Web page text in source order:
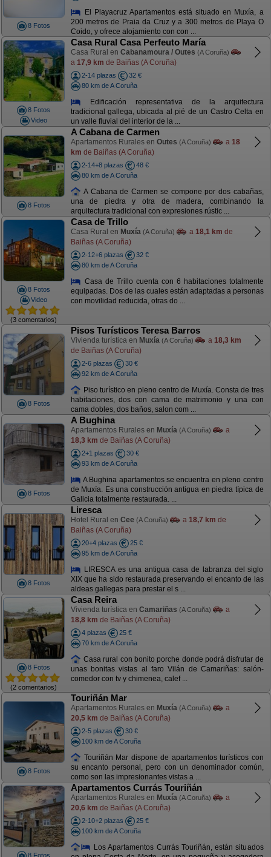
8 Fotos
El Playacruz Apartamentos está situado en Muxía, a
200 metros de Praia da Cruz y a 300 metros de Playa O
Coido, y ofrece alojamiento con con ...
8 Fotos
Video
Casa Rural Casa Perfeuto María
Casa Rural en Cabanamoura / Outes (A Coruña)
a 17,9 km de Baiñas (A Coruña)
2-14 plazas
32 €
80 km de A Coruña
Edificación representativa de la arquitectura
tradicional gallega, ubicada al pié de un Castro Celta en
un valle fluvial del interior de la ...
8 Fotos
A Cabana de Carmen
Apartamentos Rurales en Outes (A Coruña) a 18
km de Baiñas (A Coruña)
2-14+8 plazas
48 €
80 km de A Coruña
A Cabana de Carmen se compone por dos cabañas,
una de piedra y otra de madera, combinando la
arquitectura tradicional con expresiones rústic ...
8 Fotos
Video
(3 comentarios)
Casa de Trillo
Casa Rural en Muxía (A Coruña) a 18,1 km de
Baiñas (A Coruña)
2-12+6 plazas
32 €
80 km de A Coruña
Casa de Trillo cuenta con 6 habitaciones totalmente
equipadas. Dos de las cuales están adaptadas a personas
con movilidad reducida, otras do ...
8 Fotos
Pisos Turísticos Teresa Barros
Vivienda turística en Muxía (A Coruña) a 18,3 km
de Baiñas (A Coruña)
2-6 plazas
30 €
92 km de A Coruña
Piso turístico en pleno centro de Muxía. Consta de tres
habitaciones, dos con cama de matrimonio y una con
cama dobles, dos baños, salon com ...
8 Fotos
A Bughina
Apartamentos Rurales en Muxía (A Coruña)
a
18,3 km de Baiñas (A Coruña)
2+1 plazas
30 €
93 km de A Coruña
A Bughina apartamentos se encuentra en pleno centro
de Muxía. Es una construcción antigua en piedra típica de
Galicia totalmente restaurada. ...
8 Fotos
Liresca
Hotel Rural en Cee (A Coruña) a 18,7 km de
Baiñas (A Coruña)
20+4 plazas
25 €
95 km de A Coruña
LIRESCA es una antigua casa de labranza del siglo
XIX que ha sido restaurada preservando el encanto de las
aldeas gallegas para prestar el s ...
8 Fotos
(2 comentarios)
Casa Reira
Vivienda turística en Camariñas (A Coruña)
a
18,8 km de Baiñas (A Coruña)
4 plazas
25 €
70 km de A Coruña
Casa rural con bonito porche donde podrá disfrutar de
unas bonitas vistas al faro Vilán de Camariñas: salón-
comedor con tv y chimenea, calef ...
8 Fotos
Touriñán Mar
Apartamentos Rurales en Muxía (A Coruña)
a
20,5 km de Baiñas (A Coruña)
2-5 plazas
30 €
100 km de A Coruña
Touriñán Mar dispone de apartamentos turísticos con
su encanto personal, pero con un denominador común,
como son las impresionantes vistas a ...
8 Fotos
Apartamentos Currás Touriñán
Apartamentos Rurales en Muxía (A Coruña)
a
20,6 km de Baiñas (A Coruña)
2-10+2 plazas
25 €
100 km de A Coruña
Los Apartamentos Currás Touriñán, están situados